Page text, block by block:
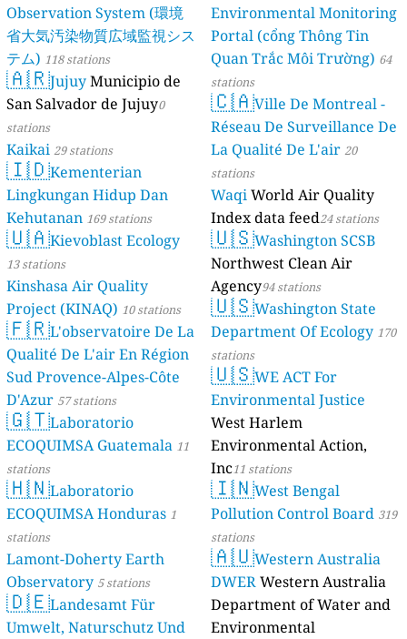
Observation System (環境
省大気汚染物質広域監視シス
テム) 118 stations
🇦🇷Jujuy Municipio de
San Salvador de Jujuy0
stations
Kaikai 29 stations
🇮🇩Kementerian
Lingkungan Hidup Dan
Kehutanan 169 stations
🇺🇦Kievoblast Ecology
13 stations
Kinshasa Air Quality
Project (KINAQ) 10 stations
🇫🇷L'observatoire De La
Qualité De L'air En Région
Sud Provence-Alpes-Côte
D'Azur 57 stations
🇬🇹Laboratorio
ECOQUIMSA Guatemala 11
stations
🇭🇳Laboratorio
ECOQUIMSA Honduras 1
stations
Lamont-Doherty Earth
Observatory 5 stations
🇩🇪Landesamt Für
Umwelt, Naturschutz Und
Environmental Monitoring
Portal (cổng Thông Tin
Quan Trắc Môi Trường) 64
stations
🇨🇦Ville De Montreal -
Réseau De Surveillance De
La Qualité De L'air 20
stations
WaqiWorld Air Quality
Index data feed24 stations
🇺🇸Washington SCSB
Northwest Clean Air
Agency94 stations
🇺🇸Washington State
Department Of Ecology 170
stations
🇺🇸WE ACT For
Environmental Justice
West Harlem
Environmental Action,
Inc11 stations
🇮🇳West Bengal
Pollution Control Board 319
stations
🇦🇺Western Australia
DWERWestern Australia
Department of Water and
Environmental